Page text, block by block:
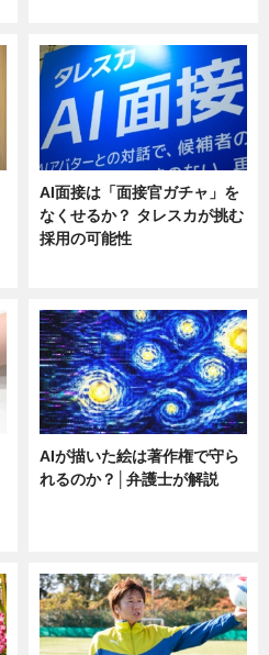
AI面接は「面接官ガチャ」を
なくせるか？ タレスカが挑む
採用の可能性
AIが描いた絵は著作権で守ら
れるのか？│弁護士が解説